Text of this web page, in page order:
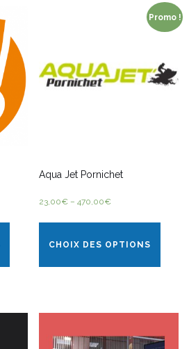
Promo !
Aqua Jet Pornichet
23,00€ –470,00€
CHOIX DES OPTIONS